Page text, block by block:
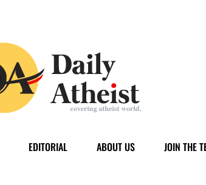
EDITORIAL ABOUT US
JOIN THE